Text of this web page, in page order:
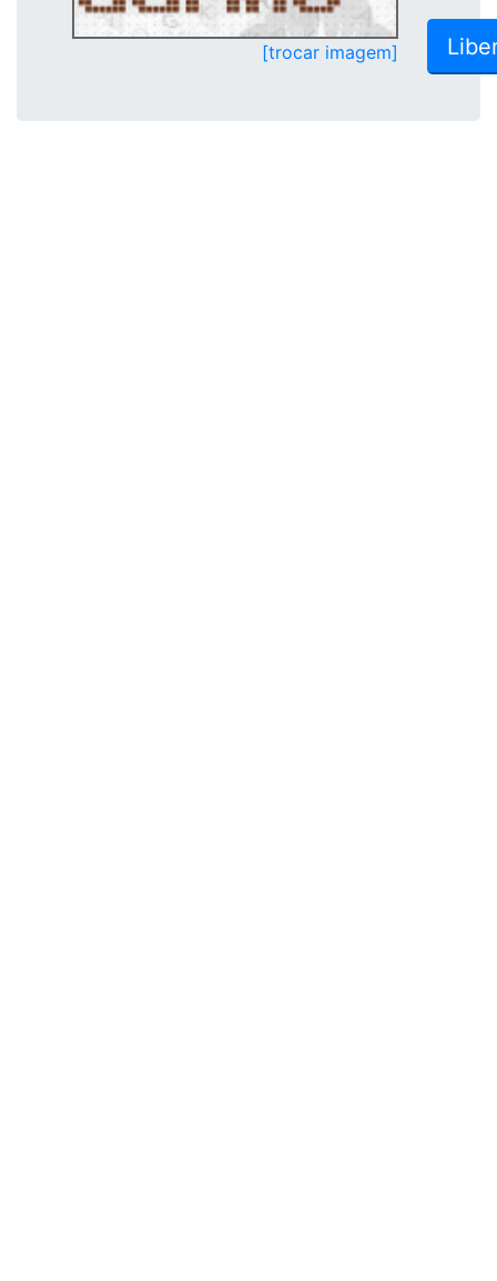
[trocar imagem]